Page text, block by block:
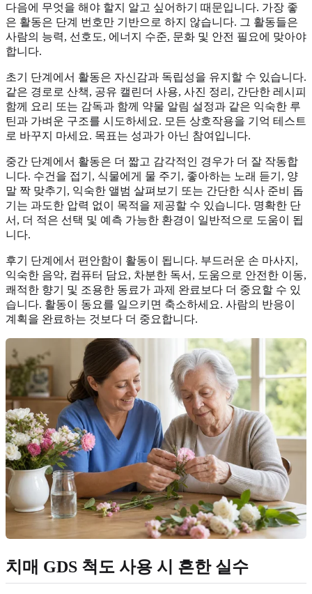
다음에 무엇을 해야 할지 알고 싶어하기 때문입니다. 가장 좋
은 활동은 단계 번호만 기반으로 하지 않습니다. 그 활동들은
사람의 능력, 선호도, 에너지 수준, 문화 및 안전 필요에 맞아야
합니다.
초기 단계에서 활동은 자신감과 독립성을 유지할 수 있습니다.
같은 경로로 산책, 공유 캘린더 사용, 사진 정리, 간단한 레시피
함께 요리 또는 감독과 함께 약물 알림 설정과 같은 익숙한 루
틴과 가벼운 구조를 시도하세요. 모든 상호작용을 기억 테스트
로 바꾸지 마세요. 목표는 성과가 아닌 참여입니다.
중간 단계에서 활동은 더 짧고 감각적인 경우가 더 잘 작동합
니다. 수건을 접기, 식물에게 물 주기, 좋아하는 노래 듣기, 양
말 짝 맞추기, 익숙한 앨범 살펴보기 또는 간단한 식사 준비 돕
기는 과도한 압력 없이 목적을 제공할 수 있습니다. 명확한 단
서, 더 적은 선택 및 예측 가능한 환경이 일반적으로 도움이 됩
니다.
후기 단계에서 편안함이 활동이 됩니다. 부드러운 손 마사지,
익숙한 음악, 컴퓨터 담요, 차분한 독서, 도움으로 안전한 이동,
쾌적한 향기 및 조용한 동료가 과제 완료보다 더 중요할 수 있
습니다. 활동이 동요를 일으키면 축소하세요. 사람의 반응이
계획을 완료하는 것보다 더 중요합니다.
치매 GDS 척도 사용 시 흔한 실수